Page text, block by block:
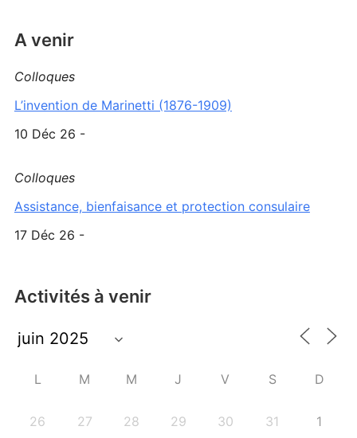
A venir
Colloques
L’invention de Marinetti (1876-1909)
10 Déc 26 -
Colloques
Assistance, bienfaisance et protection consulaire
17 Déc 26 -
Activités à venir
L M M J V S D
26 27 28 29 30 31 1